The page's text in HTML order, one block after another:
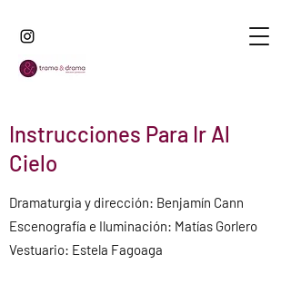
Instrucciones Para Ir Al
Cielo
Dramaturgia y dirección: Benjamín Cann
Escenografía e Iluminación: Matías Gorlero
Vestuario: Estela Fagoaga